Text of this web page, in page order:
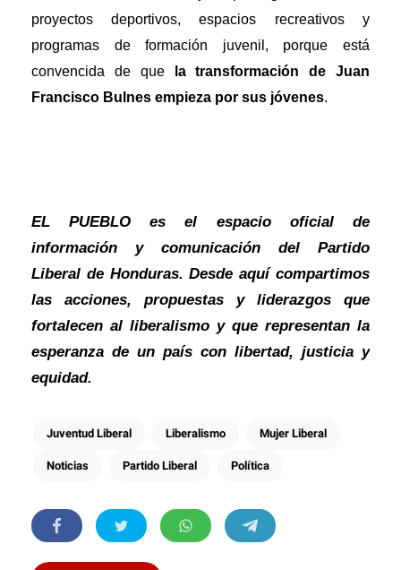
proyectos deportivos, espacios recreativos y
programas de formación juvenil, porque está
convencida de que
la transformación de Juan
Francisco Bulnes empieza por sus jóvenes.
EL PUEBLO es el espacio oficial de
información y comunicación del Partido
Liberal de Honduras. Desde aquí compartimos
las acciones, propuestas y liderazgos que
fortalecen al liberalismo y que representan la
esperanza de un país con libertad, justicia y
equidad.
Juventud Liberal Liberalismo Mujer Liberal
Noticias Partido Liberal Política